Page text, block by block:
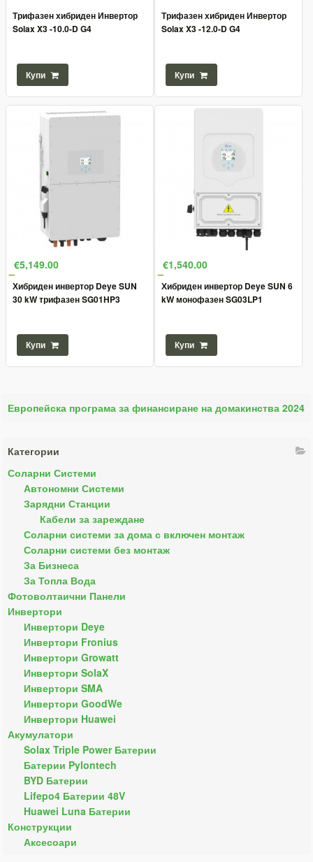
Трифазен хибриден Инвертор
Solax X3 -10.0-D G4
Купи
Трифазен хибриден Инвертор
Solax X3 -12.0-D G4
Купи
€5,149.00
Хибриден инвертор Deye SUN
30 kW трифазен SG01HP3
Купи
€1,540.00
Хибриден инвертор Deye SUN 6
kW монофазен SG03LP1
Купи
Европейска програма за финансиране на домакинства 2024
Категории
Соларни Системи
Автономни Системи
Зарядни Станции
Кабели за зареждане
Соларни системи за дома с включен монтаж
Соларни системи без монтаж
За Бизнеса
За Топла Вода
Фотоволтаични Панели
Инвертори
Инвертори Deye
Инвертори Fronius
Инвертори Growatt
Инвертори SolaX
Инвертори SMA
Инвертори GoodWe
Инвертори Huawei
Акумулатори
Solax Triple Power Батерии
Батерии Pylontech
BYD Батерии
Lifepo4 Батерии 48V
Huawei Luna Батерии
Конструкции
Аксесоари